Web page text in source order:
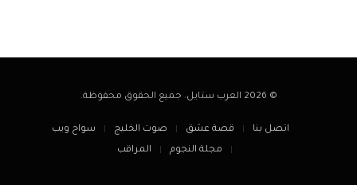
© 2026 العرب ستايل. جميع الحقوق محفوظة.
اتصل بنا قصة عشق صوت الخليج
سواح ويب
مجلة النجوم
المراقب